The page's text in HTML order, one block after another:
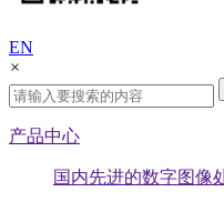
EN
×
产品中心
国内先进的数字图像